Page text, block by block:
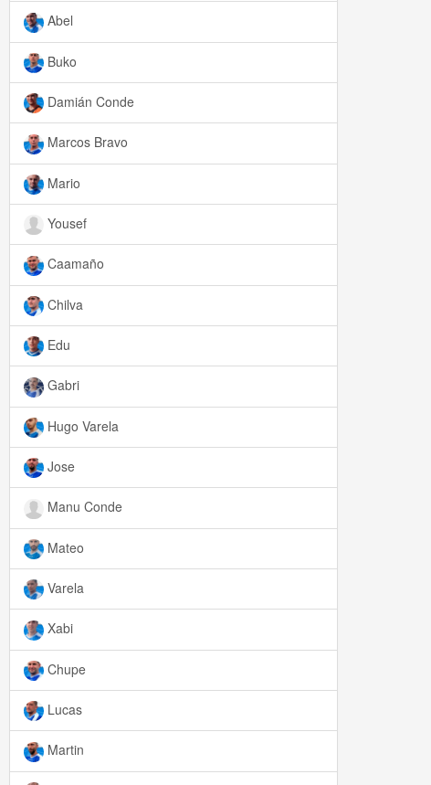
Abel
Buko
Damián Conde
Marcos Bravo
Mario
Yousef
Caamaño
Chilva
Edu
Gabri
Hugo Varela
Jose
Manu Conde
Mateo
Varela
Xabi
Chupe
Lucas
Martin